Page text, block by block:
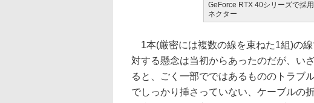
GeForce RTX 40シリーズで採
ネクター
1本(厳密には複数の線を束ねた1組)の
対する懸念は当初からあったのだが、い
ると、ごく一部でではあるもののトラブ
でしっかり挿さっていない、ケーブルの